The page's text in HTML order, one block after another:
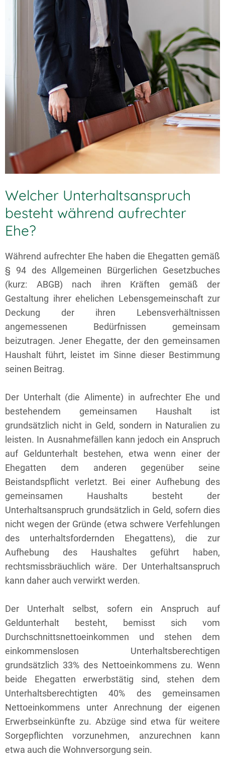
Welcher Unterhaltsanspruch
besteht während aufrechter
Ehe?
Während aufrechter Ehe haben die Ehegatten gemäß
§ 94 des Allgemeinen Bürgerlichen Gesetzbuches
(kurz: ABGB) nach ihren Kräften gemäß der
Gestaltung ihrer ehelichen Lebensgemeinschaft zur
Deckung der ihren Lebensverhältnissen
angemessenen Bedürfnissen gemeinsam
beizutragen. Jener Ehegatte, der den gemeinsamen
Haushalt führt, leistet im Sinne dieser Bestimmung
seinen Beitrag.
Der Unterhalt (die Alimente) in aufrechter Ehe und
bestehendem gemeinsamen Haushalt ist
grundsätzlich nicht in Geld, sondern in Naturalien zu
leisten. In Ausnahmefällen kann jedoch ein Anspruch
auf Geldunterhalt bestehen, etwa wenn einer der
Ehegatten dem anderen gegenüber seine
Beistandspflicht verletzt. Bei einer Aufhebung des
gemeinsamen Haushalts besteht der
Unterhaltsanspruch grundsätzlich in Geld, sofern dies
nicht wegen der Gründe (etwa schwere Verfehlungen
des unterhaltsfordernden Ehegattens), die zur
Aufhebung des Haushaltes geführt haben,
rechtsmissbräuchlich wäre. Der Unterhaltsanspruch
kann daher auch verwirkt werden.
Der Unterhalt selbst, sofern ein Anspruch auf
Geldunterhalt besteht, bemisst sich vom
Durchschnittsnettoeinkommen und stehen dem
einkommenslosen Unterhaltsberechtigen
grundsätzlich 33% des Nettoeinkommens zu. Wenn
beide Ehegatten erwerbstätig sind, stehen dem
Unterhaltsberechtigten 40% des gemeinsamen
Nettoeinkommens unter Anrechnung der eigenen
Erwerbseinkünfte zu. Abzüge sind etwa für weitere
Sorgepflichten vorzunehmen, anzurechnen kann
etwa auch die Wohnversorgung sein.